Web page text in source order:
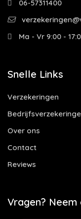
06-57311400
Ma - Vr 9:00 -
Snelle Links
Verzekeringen
Over ons
Contact
Reviews
Vragen?